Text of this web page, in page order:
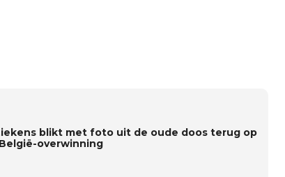
blikt met foto uit de oude doos terug op
overwinning